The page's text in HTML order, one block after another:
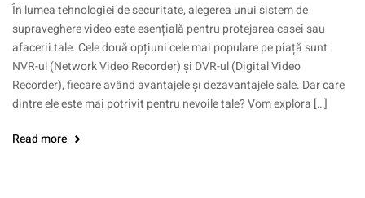
În lumea tehnologiei de securitate, alegerea unui sistem de
supraveghere video este esențială pentru protejarea casei sau
afacerii tale. Cele două opțiuni cele mai populare pe piață sunt
NVR-ul (Network Video Recorder) și DVR-ul (Digital Video
Recorder), fiecare având avantajele și dezavantajele sale. Dar care
dintre ele este mai potrivit pentru nevoile tale? Vom explora […]
Read more